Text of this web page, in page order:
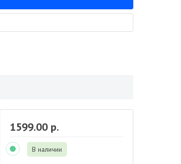
1599.00 р.
В наличии